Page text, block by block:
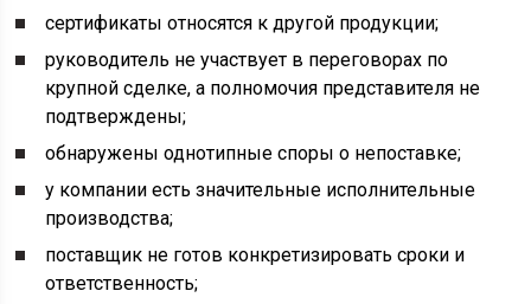
сертификаты относятся к другой продукции;
руководитель не участвует в переговорах по
крупной сделке, а полномочия представителя не
подтверждены;
обнаружены однотипные споры о непоставке;
у компании есть значительные исполнительные
производства;
поставщик не готов конкретизировать сроки и
ответственность;